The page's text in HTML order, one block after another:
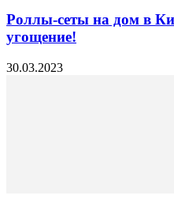
Роллы-сеты на дом в
угощение!
30.03.2023